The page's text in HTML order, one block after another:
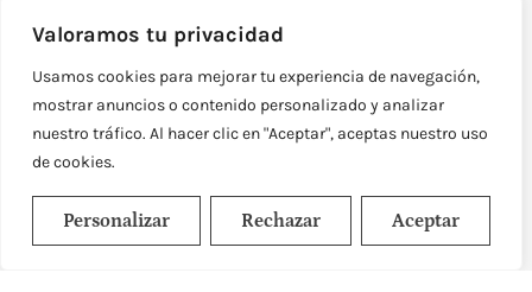
Valoramos tu privacidad
Usamos cookies para mejorar tu experiencia de navegación,
mostrar anuncios o contenido personalizado y analizar
nuestro tráfico. Al hacer clic en "Aceptar", aceptas nuestro uso
de cookies.
Personalizar Rechazar Aceptar